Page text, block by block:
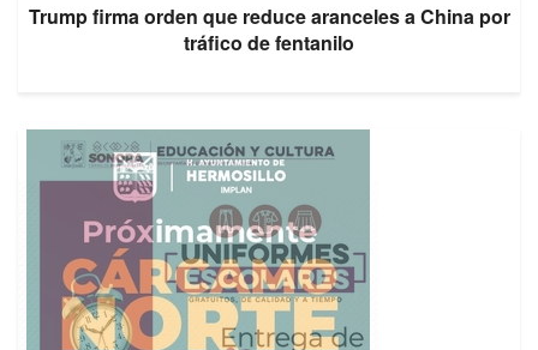
Trump firma orden que reduce aranceles a China por
tráfico de fentanilo